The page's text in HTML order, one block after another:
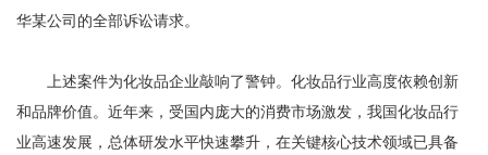
华某公司的全部诉讼请求。
上述案件为化妆品企业敲响了警钟。化妆品行业高度依赖创新
和品牌价值。近年来，受国内庞大的消费市场激发，我国化妆品行
业高速发展，总体研发水平快速攀升，在关键核心技术领域已具备